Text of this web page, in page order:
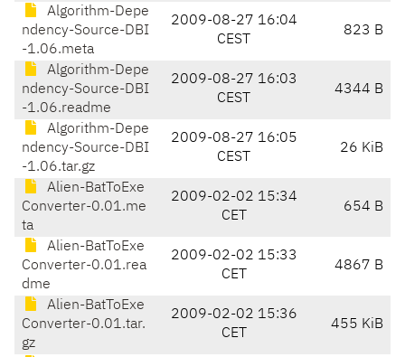
Algorithm-Depe
ndency-Source-DBI
-1.06.meta
2009-08-27 16:04
CEST
823 B
Algorithm-Depe
ndency-Source-DBI
-1.06.readme
2009-08-27 16:03
CEST
4344 B
Algorithm-Depe
ndency-Source-DBI
-1.06.tar.gz
2009-08-27 16:05
CEST
26 KiB
Alien-BatToExe
Converter-0.01.me
ta
2009-02-02 15:34
CET
654 B
Alien-BatToExe
Converter-0.01.rea
dme
2009-02-02 15:33
CET
4867 B
Alien-BatToExe
Converter-0.01.tar.
gz
2009-02-02 15:36
CET
455 KiB